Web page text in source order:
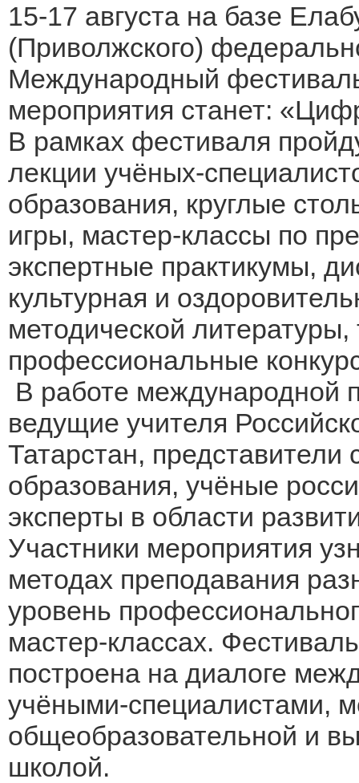
15-17 августа на базе
(Приволжского)
Международный
мероприятия станет:
В рамках фестиваля
лекции учёных-
образования, круглые
игры, мастер-классы по
экспертные практикумы,
культурная и
методической литературы,
профессиональные
В работе международной
ведущие учителя
Татарстан,
образования, учёные
эксперты в области
Участники мероприятия
методах преподавания
уровень
мастер-классах.
построена на диалоге
учёными-специалистами,
общеобразовательной и
школой.